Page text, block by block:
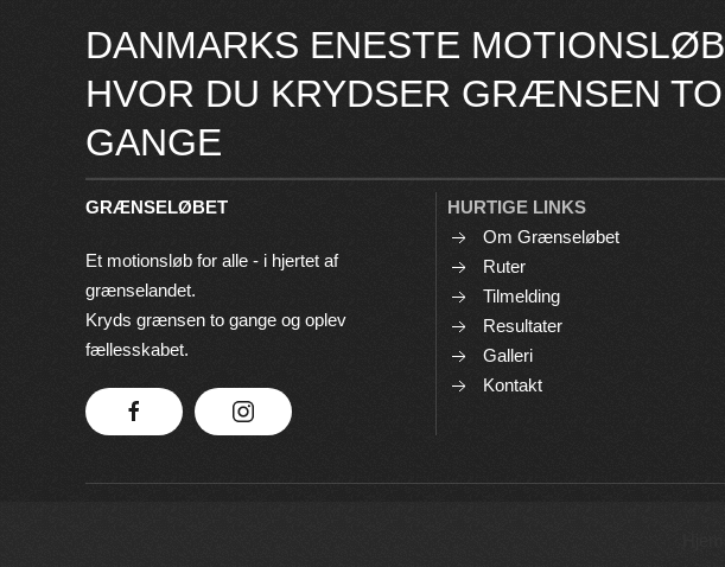
DANMARKS ENESTE MOTIONSLØB
HVOR DU KRYDSER GRÆNSEN TO
GANGE
GRÆNSELØBET
Et motionsløb for alle - i hjertet af
grænselandet.
Kryds grænsen to gange og oplev
fællesskabet.
HURTIGE LINKS
Om Grænseløbet
Ruter
Tilmelding
Resultater
Galleri
Kontakt